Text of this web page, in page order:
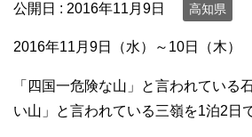
公開日 : 2016年11月9日 高知県
2016年11月9日（水）～10日（木）
「四国一危険な山」と言われている
い山」と言われている三嶺を1泊2日